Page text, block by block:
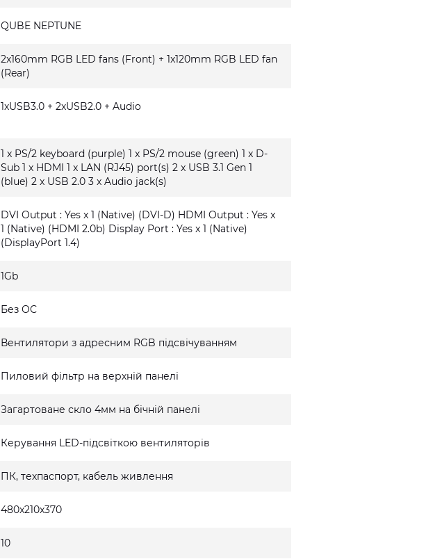
QUBE NEPTUNE
2x160mm RGB LED fans (Front) + 1x120mm RGB LED fan
(Rear)
1xUSB3.0 + 2xUSB2.0 + Audio
1 x PS/2 keyboard (purple) 1 x PS/2 mouse (green) 1 x D-
Sub 1 x HDMI 1 x LAN (RJ45) port(s) 2 x USB 3.1 Gen 1
(blue) 2 x USB 2.0 3 x Audio jack(s)
DVI Output : Yes x 1 (Native) (DVI-D) HDMI Output : Yes x
1 (Native) (HDMI 2.0b) Display Port : Yes x 1 (Native)
(DisplayPort 1.4)
1Gb
Без ОС
Вентилятори з адресним RGB підсвічуванням
Пиловий фільтр на верхній панелі
Загартоване скло 4мм на бічній панелі
Керування LED-підсвіткою вентиляторів
ПК, техпаспорт, кабель живлення
480x210x370
10